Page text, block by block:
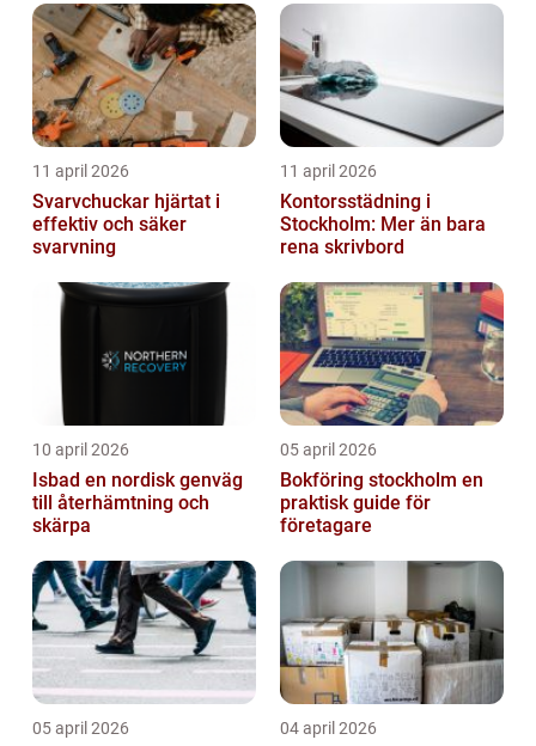
11 april 2026
Svarvchuckar hjärtat i
effektiv och säker
svarvning
11 april 2026
Kontorsstädning i
Stockholm: Mer än bara
rena skrivbord
10 april 2026
Isbad en nordisk genväg
till återhämtning och
skärpa
05 april 2026
Bokföring stockholm en
praktisk guide för
företagare
05 april 2026 04 april 2026